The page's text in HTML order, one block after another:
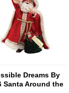
Dreams By
Santa Around the